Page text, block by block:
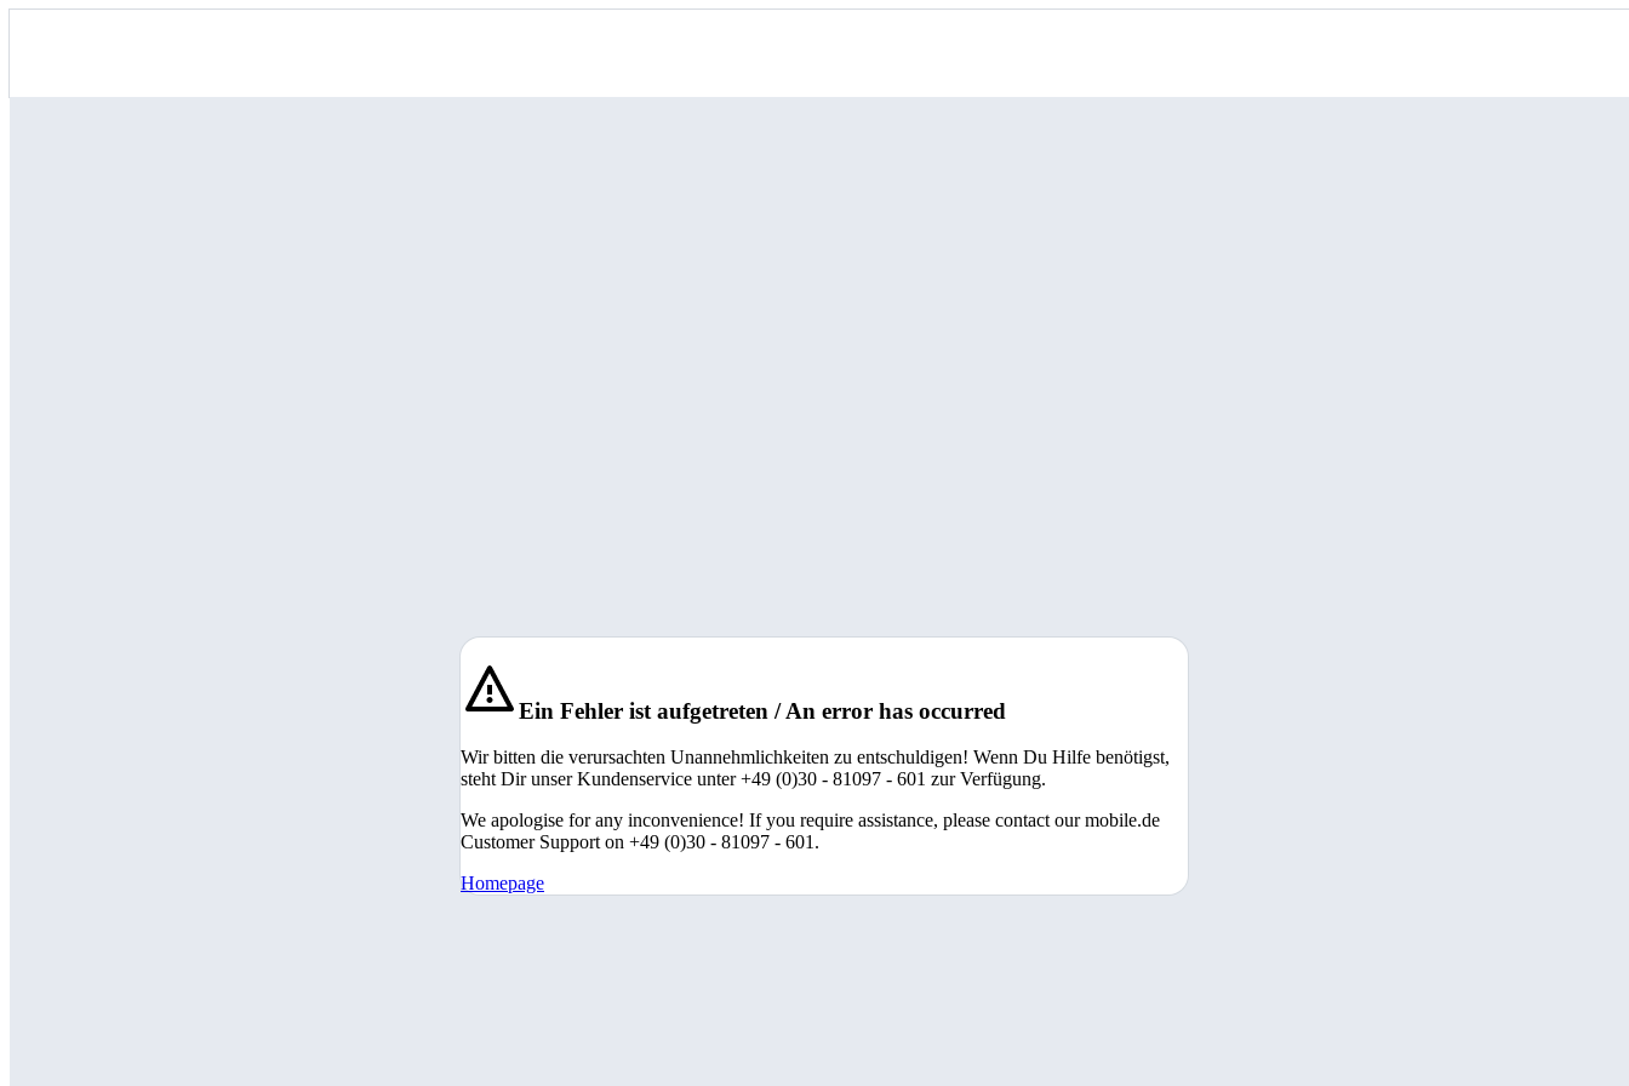
Ein Fehler ist aufgetreten / An error has occurred
Wir bitten die verursachten Unannehmlichkeiten zu entschuldigen! Wenn Du Hilfe benötigst,
steht Dir unser Kundenservice unter +49 (0)30 - 81097 - 601 zur Verfügung.
We apologise for any inconvenience! If you require assistance, please contact our mobile.de
Customer Support on +49 (0)30 - 81097 - 601.
Homepage